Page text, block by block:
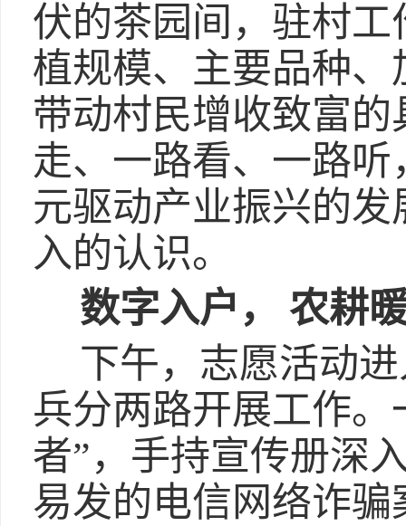
伏的茶园间，驻村
植规模、主要品种
带动村民增收致富
走、一路看、一路
元驱动产业振兴的
入的认识。
数字入户， 农耕
下午，志愿活动
兵分两路开展工作
者”，手持宣传册深
易发的电信网络诈